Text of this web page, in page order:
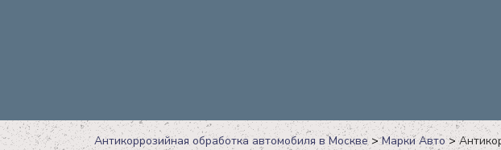
Антикоррозийная обработка автомобиля в Москве>Марки Авто>